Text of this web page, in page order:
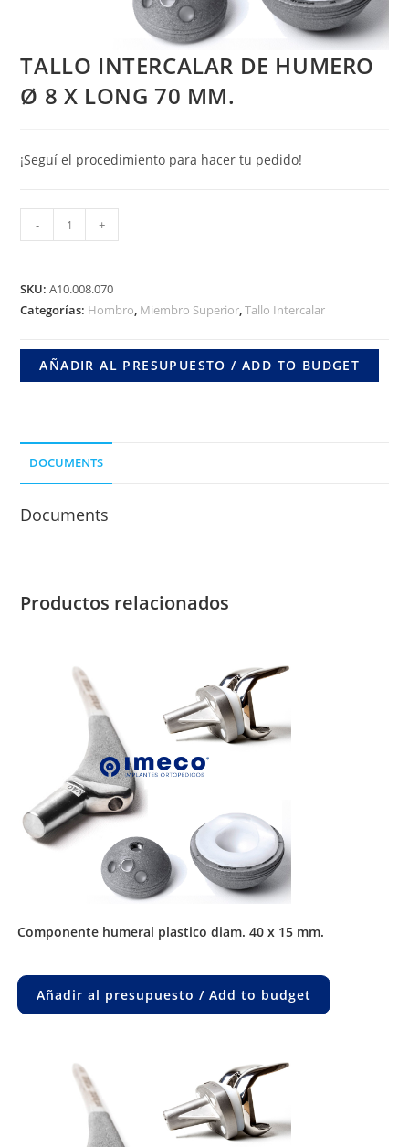
TALLO INTERCALAR DE HUMERO
Ø 8 X LONG 70 MM.
¡Seguí el procedimiento para hacer tu pedido!
INTERCALAR
HUMERO
Ø
LONG
cantidad
- +
SKU:A10.008.070
Categorías: Hombro, Miembro Superior,Tallo Intercalar
AÑADIR AL PRESUPUESTO / ADD TO BUDGET
DOCUMENTS
Documents
Productos relacionados
componente humeral plastico diam. 40 x 15 mm.
Añadir al presupuesto / Add to budget